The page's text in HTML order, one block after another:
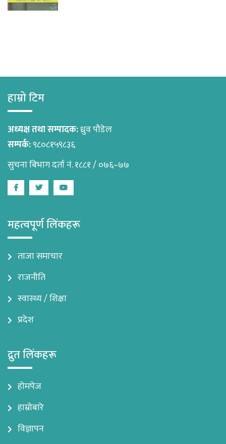
हाम्रो टिम
अध्यक्ष तथा सम्पादक:ध्रुव पौडेल
सम्पर्क:९८०८१५९८३६
सुचना बिभाग दर्ता नं. १८८१ / ०७६–७७
FacebookTwitterYoutube
महत्वपूर्ण लिंकहरू
ताजा समाचार
राजनीति
स्वास्थ्य / शिक्षा
प्रदेश
द्रुत लिंकहरू
होमपेज
हाम्रोबारे
विज्ञापन